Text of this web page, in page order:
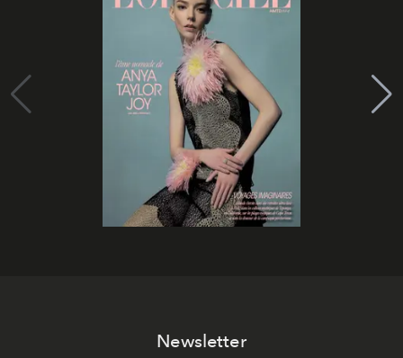
Newsletter